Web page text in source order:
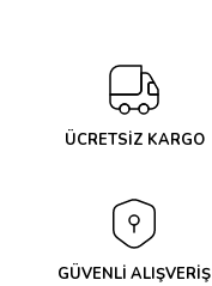
ÜCRETSİZ KARGO
GÜVENLİ ALIŞVERİŞ